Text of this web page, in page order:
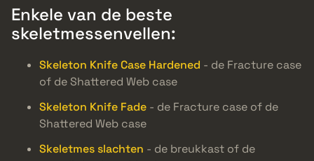
Enkele van de beste
skeletmessenvellen:
Skeleton Knife Case Hardened - de Fracture case
of de Shattered Web case
Skeleton Knife Fade - de Fracture case of de
Shattered Web case
Skeletmes slachten - de breukkast of de